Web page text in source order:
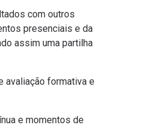
com outros
presenciais e da
assim uma partilha
avaliação formativa e
e momentos de